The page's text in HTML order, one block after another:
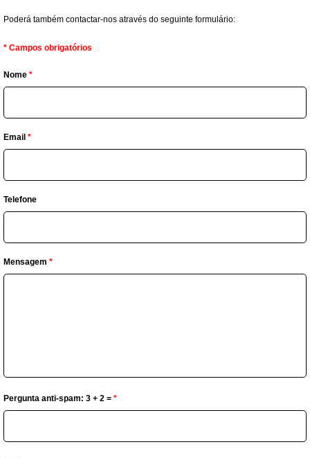
Poderá também contactar-nos através do seguinte formulário:
* Campos obrigatórios
Nome *
Email *
Telefone
Mensagem *
Pergunta anti-spam: 3 + 2 = *